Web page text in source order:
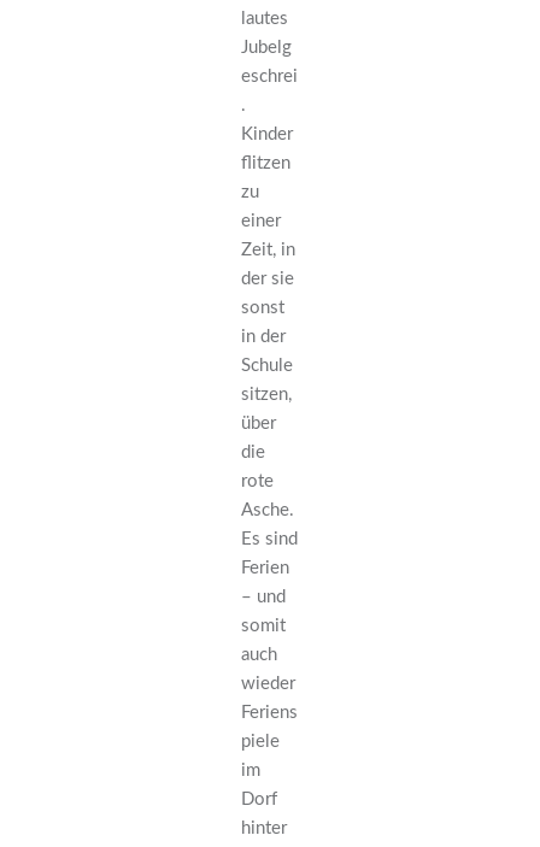
lautes
Jubelg
eschrei
.
Kinder
flitzen
zu
einer
Zeit, in
der sie
sonst
in der
Schule
sitzen,
über
die
rote
Asche.
Es sind
Ferien
– und
somit
auch
wieder
Feriens
piele
im
Dorf
hinter